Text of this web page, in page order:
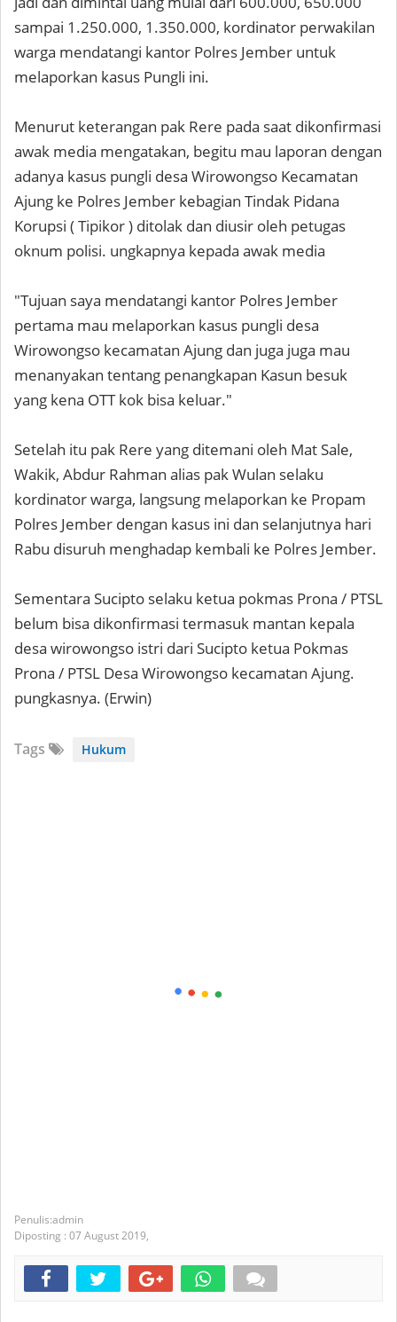
sampai 1.250.000, 1.350.000, kordinator perwakilan
warga mendatangi kantor Polres Jember untuk
melaporkan kasus Pungli ini.
Menurut keterangan pak Rere pada saat dikonfirmasi
awak media mengatakan, begitu mau laporan dengan
adanya kasus pungli desa Wirowongso Kecamatan
Ajung ke Polres Jember kebagian Tindak Pidana
Korupsi ( Tipikor ) ditolak dan diusir oleh petugas
oknum polisi. ungkapnya kepada awak media
"Tujuan saya mendatangi kantor Polres Jember
pertama mau melaporkan kasus pungli desa
Wirowongso kecamatan Ajung dan juga juga mau
menanyakan tentang penangkapan Kasun besuk
yang kena OTT kok bisa keluar."
Setelah itu pak Rere yang ditemani oleh Mat Sale,
Wakik, Abdur Rahman alias pak Wulan selaku
kordinator warga, langsung melaporkan ke Propam
Polres Jember dengan kasus ini dan selanjutnya hari
Rabu disuruh menghadap kembali ke Polres Jember.
Sementara Sucipto selaku ketua pokmas Prona / PTSL
belum bisa dikonfirmasi termasuk mantan kepala
desa wirowongso istri dari Sucipto ketua Pokmas
Prona / PTSL Desa Wirowongso kecamatan Ajung.
pungkasnya. (Erwin)
Tags Hukum
admin
Diposting : 07 August 2019,